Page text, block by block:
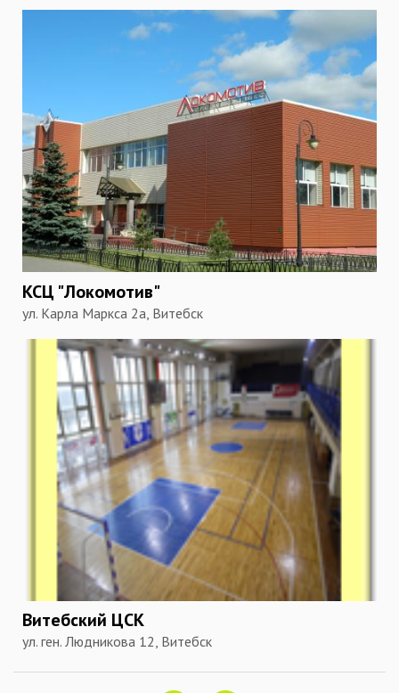
КСЦ "Локомотив"
ул. Карла Маркса 2а, Витебск
Витебский ЦСК
ул. ген. Людникова 12, Витебск